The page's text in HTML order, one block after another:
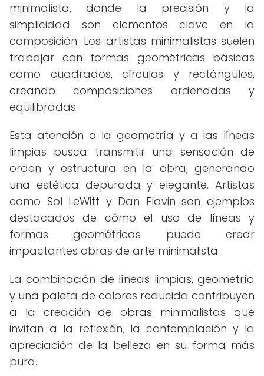
minimalista, donde la precisión y la
simplicidad son elementos clave en la
composición. Los artistas minimalistas suelen
trabajar con formas geométricas básicas
como cuadrados, círculos y rectángulos,
creando composiciones ordenadas y
equilibradas.
Esta atención a la geometría y a las líneas
limpias busca transmitir una sensación de
orden y estructura en la obra, generando
una estética depurada y elegante. Artistas
como Sol LeWitt y Dan Flavin son ejemplos
destacados de cómo el uso de líneas y
formas geométricas puede crear
impactantes obras de arte minimalista.
La combinación de líneas limpias, geometría
y una paleta de colores reducida contribuyen
a la creación de obras minimalistas que
invitan a la reflexión, la contemplación y la
apreciación de la belleza en su forma más
pura.